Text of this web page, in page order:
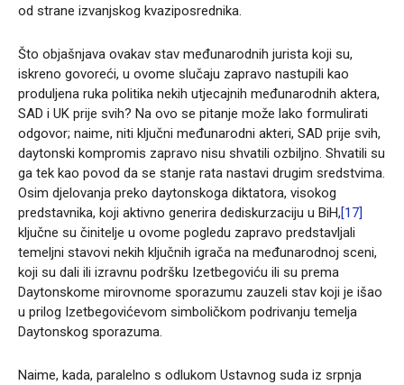
od strane izvanjskog kvaziposrednika.
Što objašnjava ovakav stav međunarodnih jurista koji su,
iskreno govoreći, u ovome slučaju zapravo nastupili kao
produljena ruka politika nekih utjecajnih međunarodnih aktera,
SAD i UK prije svih? Na ovo se pitanje može lako formulirati
odgovor; naime, niti ključni međunarodni akteri, SAD prije svih,
daytonski kompromis zapravo nisu shvatili ozbiljno. Shvatili su
ga tek kao povod da se stanje rata nastavi drugim sredstvima.
Osim djelovanja preko daytonskoga diktatora, visokog
predstavnika, koji aktivno generira dediskurzaciju u BiH,[17]
ključne su činitelje u ovome pogledu zapravo predstavljali
temeljni stavovi nekih ključnih igrača na međunarodnoj sceni,
koji su dali ili izravnu podršku Izetbegoviću ili su prema
Daytonskome mirovnome sporazumu zauzeli stav koji je išao
u prilog Izetbegovićevom simboličkom podrivanju temelja
Daytonskog sporazuma.
Naime, kada, paralelno s odlukom Ustavnog suda iz srpnja